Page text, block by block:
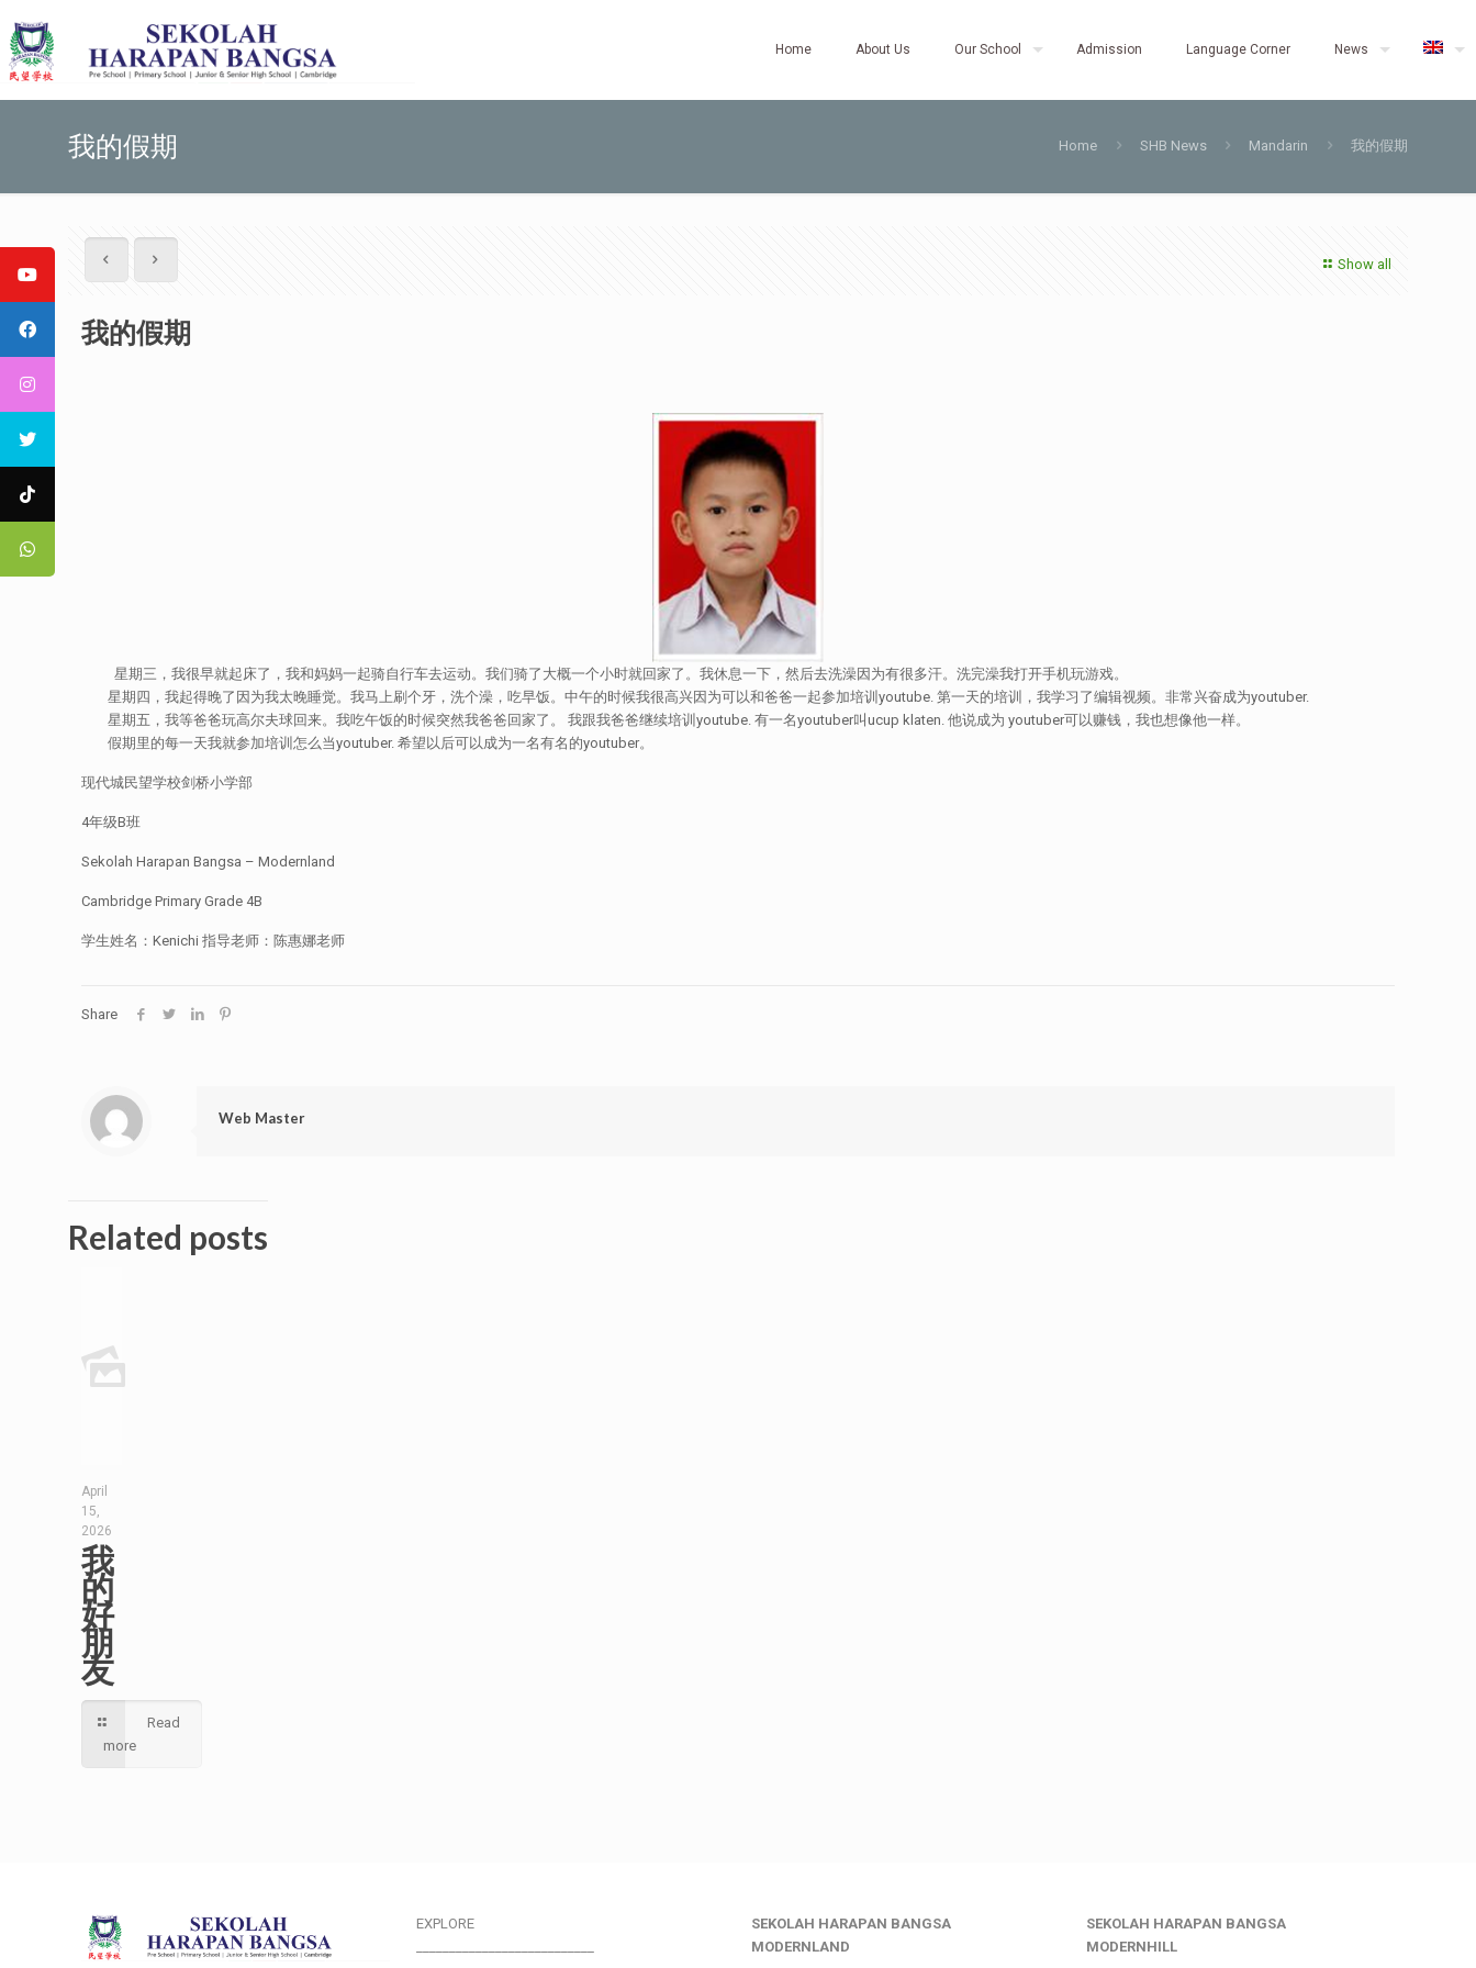
Home About Us Our School Admission Language Corner News
我的假期 Home SHB News Mandarin 我的假期
Show all
我的假期
星期三，我很早就起床了，我和妈妈一起骑自行车去运动。我们骑了大概一个小时就回家了。我休息一下，然后去洗澡因为有很多汗。洗完澡我打开手机玩游戏。
星期四，我起得晚了因为我太晚睡觉。我马上刷个牙，洗个澡，吃早饭。中午的时候我很高兴因为可以和爸爸一起参加培训youtube. 第一天的培训，我学习了编辑视频。非常兴奋成为youtuber.
星期五，我等爸爸玩高尔夫球回来。我吃午饭的时候突然我爸爸回家了。 我跟我爸爸继续培训youtube. 有一名youtuber叫ucup klaten. 他说成为 youtuber可以赚钱，我也想像他一样。
假期里的每一天我就参加培训怎么当youtuber. 希望以后可以成为一名有名的youtuber。
现代城民望学校剑桥小学部
4年级B班
Sekolah Harapan Bangsa – Modernland
Cambridge Primary Grade 4B
学生姓名：Kenichi 指导老师：陈惠娜老师
Share
Web Master
Related posts
April
15,
2026
我
的
好
朋
友
Read
more
EXPLORE
SEKOLAH HARAPAN BANGSA
MODERNLAND
SEKOLAH HARAPAN BANGSA
MODERNHILL